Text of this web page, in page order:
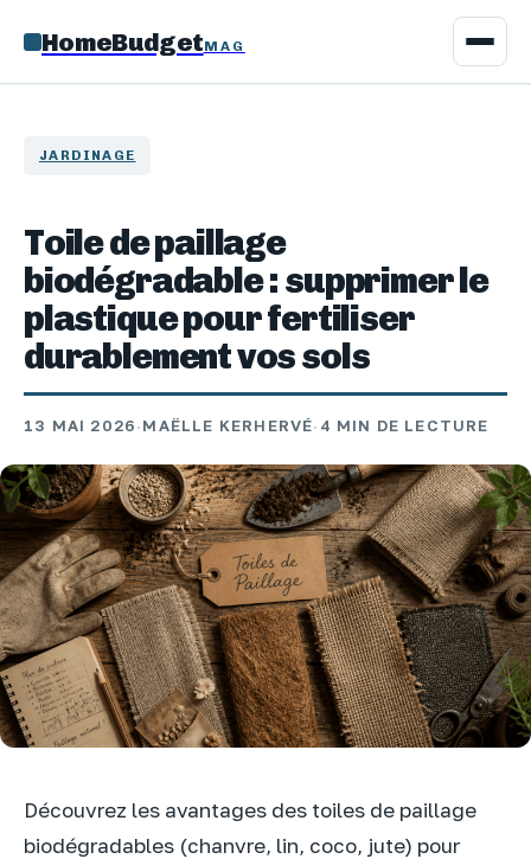
HomeBudgetMAG
JARDINAGE
Toile de paillage
biodégradable : supprimer le
plastique pour fertiliser
durablement vos sols
13 MAI 2026·MAËLLE KERHERVÉ· 4 MIN DE LECTURE
Découvrez les avantages des toiles de paillage
biodégradables (chanvre, lin, coco, jute) pour